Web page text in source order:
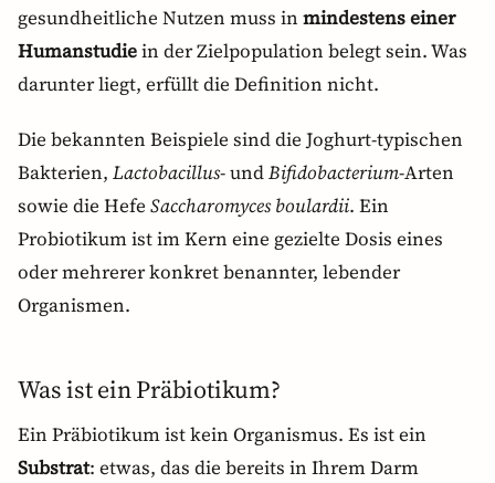
gesundheitliche Nutzen muss in mindestens einer
Humanstudiein der Zielpopulation belegt sein. Was
darunter liegt, erfüllt die Definition nicht.
Die bekannten Beispiele sind die Joghurt-typischen
Bakterien, Lactobacillus- undBifidobacterium-Arten
sowie die Hefe Saccharomyces boulardii. Ein
Probiotikum ist im Kern eine gezielte Dosis eines
oder mehrerer konkret benannter, lebender
Organismen.
Was ist ein Präbiotikum?
Ein Präbiotikum ist kein Organismus. Es ist ein
Substrat: etwas, das die bereits in Ihrem Darm